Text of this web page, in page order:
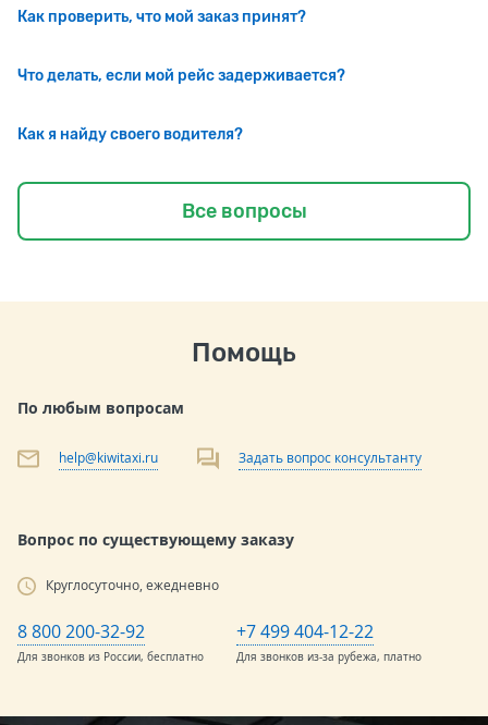
Как проверить, что мой заказ принят?
Что делать, если мой рейс задерживается?
Как я найду своего водителя?
Все вопросы
Помощь
По любым вопросам
help@kiwitaxi.ru Задать вопрос консультанту
Вопрос по существующему заказу
Круглосуточно, ежедневно
8 800 200-32-92
Для звонков из России, бесплатно
+7 499 404-12-22
Для звонков из-за рубежа, платно